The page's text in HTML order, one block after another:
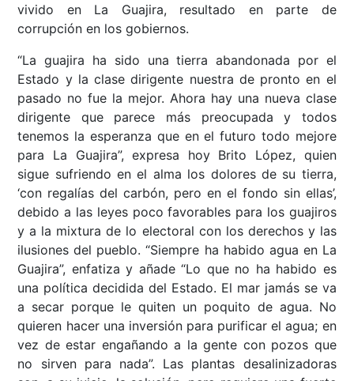
vivido en La Guajira, resultado en parte de
corrupción en los gobiernos.
“La guajira ha sido una tierra abandonada por el
Estado y la clase dirigente nuestra de pronto en el
pasado no fue la mejor. Ahora hay una nueva clase
dirigente que parece más preocupada y todos
tenemos la esperanza que en el futuro todo mejore
para La Guajira”, expresa hoy Brito López, quien
sigue sufriendo en el alma los dolores de su tierra,
‘con regalías del carbón, pero en el fondo sin ellas’,
debido a las leyes poco favorables para los guajiros
y a la mixtura de lo electoral con los derechos y las
ilusiones del pueblo. “Siempre ha habido agua en La
Guajira”, enfatiza y añade “Lo que no ha habido es
una política decidida del Estado. El mar jamás se va
a secar porque le quiten un poquito de agua. No
quieren hacer una inversión para purificar el agua; en
vez de estar engañando a la gente con pozos que
no sirven para nada”. Las plantas desalinizadoras